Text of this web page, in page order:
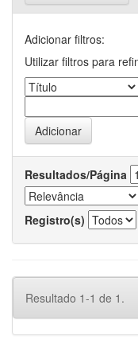
Adicionar filtros:
Utilizar filtros para
Resultados/Página
Registro(s)
Resultado 1-1 de 1.